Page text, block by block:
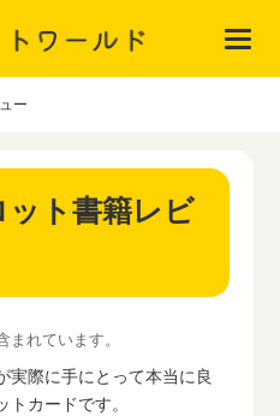
ー
ト書籍レビ
まれています。
実際に手にとって本当に良
カードです。